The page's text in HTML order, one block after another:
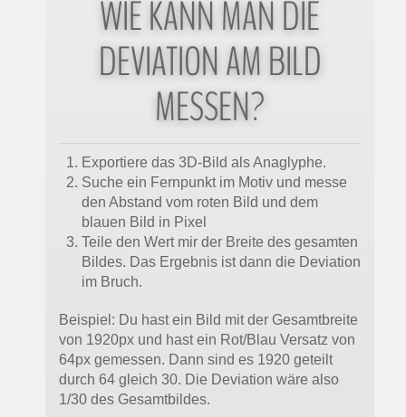
WIE KANN MAN DIE
DEVIATION AM BILD
MESSEN?
Exportiere das 3D-Bild als Anaglyphe.
Suche ein Fernpunkt im Motiv und messe
den Abstand vom roten Bild und dem
blauen Bild in Pixel
Teile den Wert mir der Breite des gesamten
Bildes. Das Ergebnis ist dann die Deviation
im Bruch.
Beispiel: Du hast ein Bild mit der Gesamtbreite
von 1920px und hast ein Rot/Blau Versatz von
64px gemessen. Dann sind es 1920 geteilt
durch 64 gleich 30. Die Deviation wäre also
1/30 des Gesamtbildes.